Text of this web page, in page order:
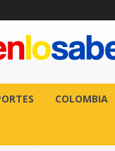
COLOMBIA